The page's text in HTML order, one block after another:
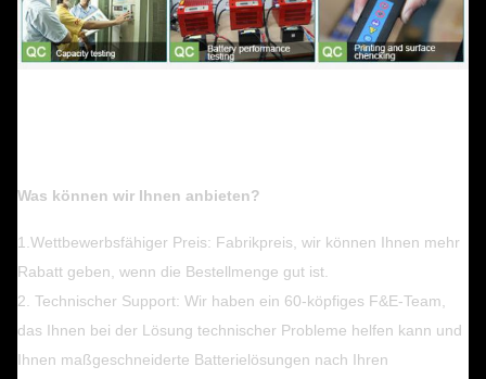
Was können wir Ihnen anbieten?
1.Wettbewerbsfähiger Preis: Fabrikpreis, wir können Ihnen mehr
Rabatt geben, wenn die Bestellmenge gut ist.
2. Technischer Support: Wir haben ein 60-köpfiges F&E-Team,
das Ihnen bei der Lösung technischer Probleme helfen kann und
Ihnen maßgeschneiderte Batterielösungen nach Ihren